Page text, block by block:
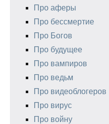
Про аферы
Про бессмертие
Про Богов
Про будущее
Про вампиров
Про ведьм
Про видеоблогеров
Про вирус
Про войну